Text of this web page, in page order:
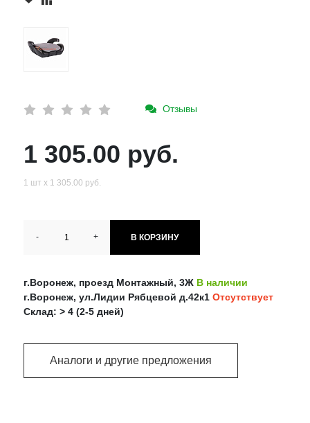
Отзывы
1 305.00 руб.
1 шт х 1 305.00 руб.
- + В КОРЗИНУ
г.Воронеж, проезд Монтажный, 3Ж В наличии
г.Воронеж, ул.Лидии Рябцевой д.42к1 Отсутствует
Склад: > 4 (2-5 дней)
Аналоги и другие предложения